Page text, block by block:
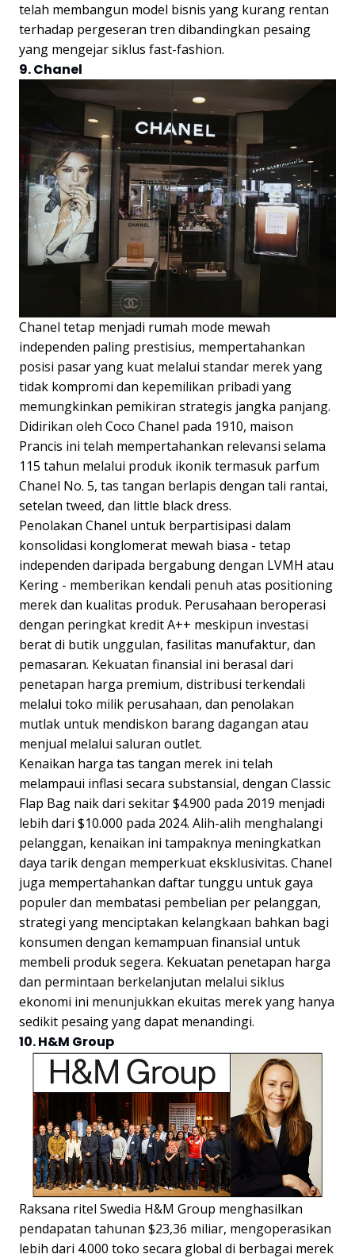
telah membangun model bisnis yang kurang rentan
terhadap pergeseran tren dibandingkan pesaing
yang mengejar siklus fast-fashion.
9. Chanel
Chanel tetap menjadi rumah mode mewah
independen paling prestisius, mempertahankan
posisi pasar yang kuat melalui standar merek yang
tidak kompromi dan kepemilikan pribadi yang
memungkinkan pemikiran strategis jangka panjang.
Didirikan oleh Coco Chanel pada 1910, maison
Prancis ini telah mempertahankan relevansi selama
115 tahun melalui produk ikonik termasuk parfum
Chanel No. 5, tas tangan berlapis dengan tali rantai,
setelan tweed, dan little black dress.
Penolakan Chanel untuk berpartisipasi dalam
konsolidasi konglomerat mewah biasa - tetap
independen daripada bergabung dengan LVMH atau
Kering - memberikan kendali penuh atas positioning
merek dan kualitas produk. Perusahaan beroperasi
dengan peringkat kredit A++ meskipun investasi
berat di butik unggulan, fasilitas manufaktur, dan
pemasaran. Kekuatan finansial ini berasal dari
penetapan harga premium, distribusi terkendali
melalui toko milik perusahaan, dan penolakan
mutlak untuk mendiskon barang dagangan atau
menjual melalui saluran outlet.
Kenaikan harga tas tangan merek ini telah
melampaui inflasi secara substansial, dengan Classic
Flap Bag naik dari sekitar $4.900 pada 2019 menjadi
lebih dari $10.000 pada 2024. Alih-alih menghalangi
pelanggan, kenaikan ini tampaknya meningkatkan
daya tarik dengan memperkuat eksklusivitas. Chanel
juga mempertahankan daftar tunggu untuk gaya
populer dan membatasi pembelian per pelanggan,
strategi yang menciptakan kelangkaan bahkan bagi
konsumen dengan kemampuan finansial untuk
membeli produk segera. Kekuatan penetapan harga
dan permintaan berkelanjutan melalui siklus
ekonomi ini menunjukkan ekuitas merek yang hanya
sedikit pesaing yang dapat menandingi.
10. H&M Group
Raksana ritel Swedia H&M Group menghasilkan
pendapatan tahunan $23,36 miliar, mengoperasikan
lebih dari 4.000 toko secara global di berbagai merek